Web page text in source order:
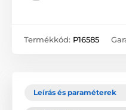
Termékkód: P16585
Leírás és paraméterek